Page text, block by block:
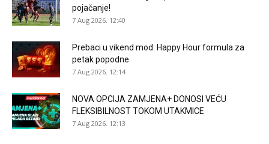
pojačanje!
7 Aug 2026. 12:40
Prebaci u vikend mod: Happy Hour formula za
petak popodne
7 Aug 2026. 12:14
NOVA OPCIJA ZAMJENA+ DONOSI VEĆU
FLEKSIBILNOST TOKOM UTAKMICE
7 Aug 2026. 12:13